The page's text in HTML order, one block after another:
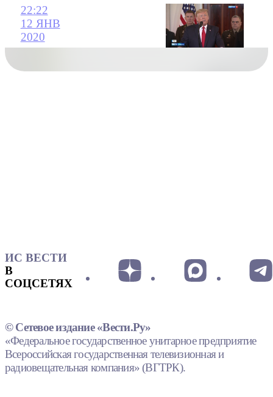
22:22
12 ЯНВ
2020
ИС ВЕСТИ
В
СОЦСЕТЯХ
© Сетевое издание «Вести.Ру»
«Федеральное государственное унитарное предприятие
Всероссийская государственная телевизионная и
радиовещательная компания» (ВГТРК).